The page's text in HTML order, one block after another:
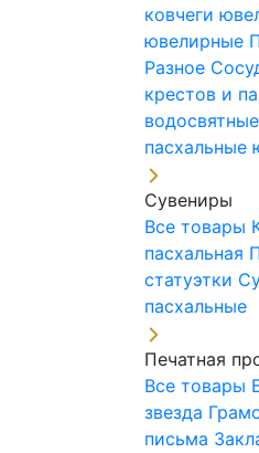
ковчеги
ювелирные
Разное
крестов и
пасхальные
Сувениры
Все товары
пасхальная
статуэтки
пасхальные
Печатная
Все товары
звезда
письма